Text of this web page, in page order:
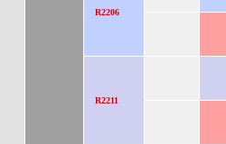
R2206
R2211